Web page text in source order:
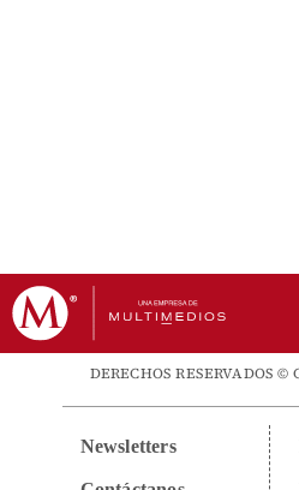
DERECHOS RESERVADOS ©
Newsletters